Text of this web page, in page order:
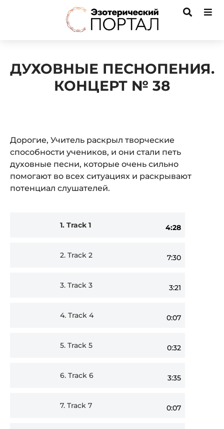
ДУХОВНЫЕ ПЕСНОПЕНИЯ.
КОНЦЕРТ № 38
Дорогие, Учитель раскрыл творческие
способности учеников, и они стали петь
духовные песни, которые очень сильно
помогают во всех ситуациях и раскрывают
потенциал слушателей.
1. Track 1 4:28
2. Track 2 7:30
3. Track 3 3:21
4. Track 4 0:07
5. Track 5 0:32
6. Track 6 3:35
7. Track 7 0:07